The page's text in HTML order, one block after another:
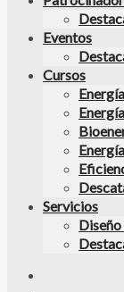
Eventos
Cursos
Servicios